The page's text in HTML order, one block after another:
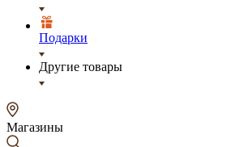
Подарки
Другие товары
Магазины